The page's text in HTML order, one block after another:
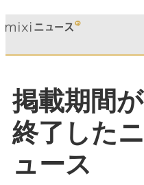
掲載期間が
終了したニ
ュース